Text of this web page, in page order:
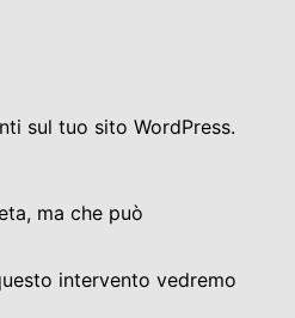
sul tuo sito WordPress.
ma che può
intervento vedremo